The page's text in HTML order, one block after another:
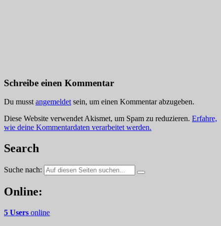
Schreibe einen Kommentar
Du musst angemeldet sein, um einen Kommentar abzugeben.
Diese Website verwendet Akismet, um Spam zu reduzieren. Erfahre,
wie deine Kommentardaten verarbeitet werden.
Search
Suche nach:
Online:
5 Users online